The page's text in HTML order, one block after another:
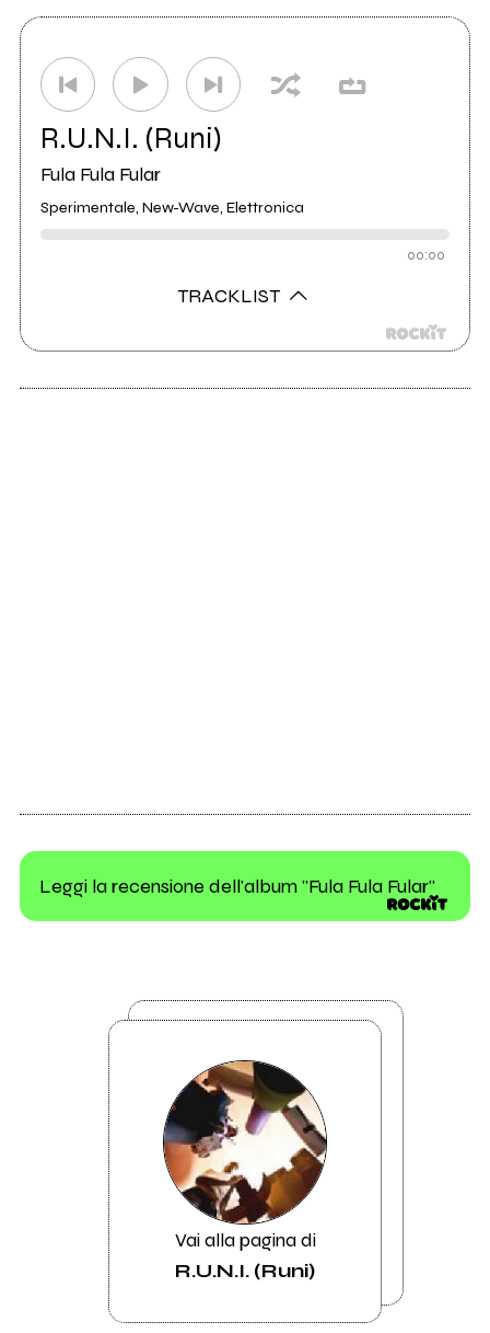
EtichettaMotorgraffo
Distributore
R.U.N.I. (Runi)
Fula Fula Fular
Sperimentale, New-Wave, Elettronica
00:00
TRACKLIST
Leggi la recensione dell'album "Fula Fula Fular"
Vai alla pagina di
R.U.N.I. (Runi)